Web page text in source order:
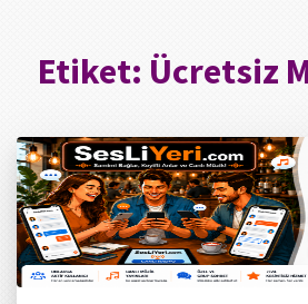
Etiket: Ücretsiz